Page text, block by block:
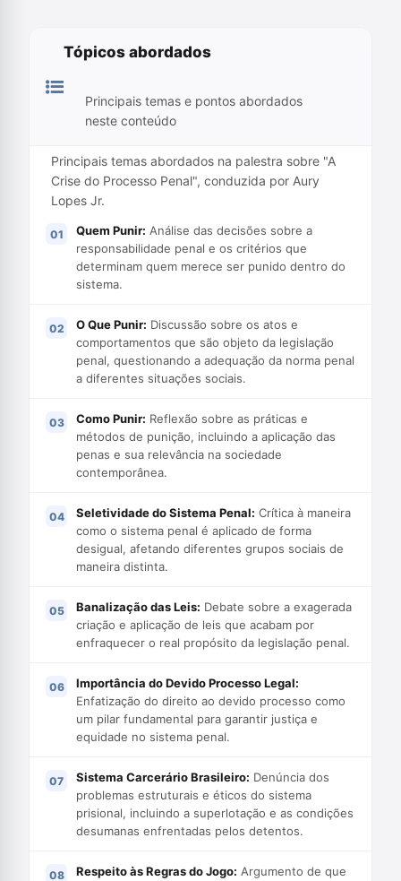
Tópicos abordados
Principais temas e pontos abordados
neste conteúdo
Principais temas abordados na palestra sobre "A
Crise do Processo Penal", conduzida por Aury
Lopes Jr.
Quem Punir: Análise das decisões sobre a
responsabilidade penal e os critérios que
determinam quem merece ser punido dentro do
sistema.
O Que Punir: Discussão sobre os atos e
comportamentos que são objeto da legislação
penal, questionando a adequação da norma penal
a diferentes situações sociais.
Como Punir: Reflexão sobre as práticas e
métodos de punição, incluindo a aplicação das
penas e sua relevância na sociedade
contemporânea.
Seletividade do Sistema Penal: Crítica à maneira
como o sistema penal é aplicado de forma
desigual, afetando diferentes grupos sociais de
maneira distinta.
Banalização das Leis: Debate sobre a exagerada
criação e aplicação de leis que acabam por
enfraquecer o real propósito da legislação penal.
Importância do Devido Processo Legal:
Enfatização do direito ao devido processo como
um pilar fundamental para garantir justiça e
equidade no sistema penal.
Sistema Carcerário Brasileiro: Denúncia dos
problemas estruturais e éticos do sistema
prisional, incluindo a superlotação e as condições
desumanas enfrentadas pelos detentos.
Respeito às Regras do Jogo: Argumento de que